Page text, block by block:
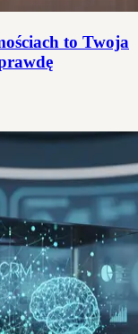
to Twoja